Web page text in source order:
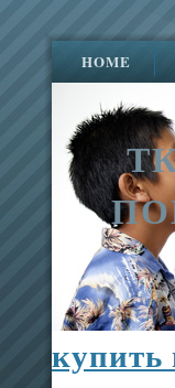
HOME
купить